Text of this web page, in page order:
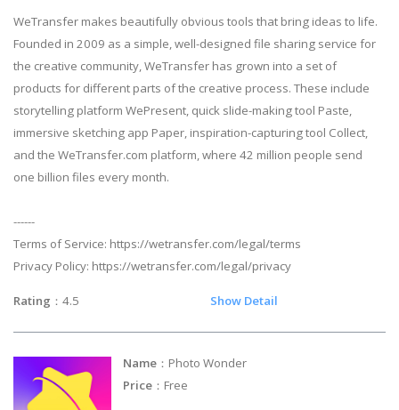
WeTransfer makes beautifully obvious tools that bring ideas to life.
Founded in 2009 as a simple, well-designed file sharing service for
the creative community, WeTransfer has grown into a set of
products for different parts of the creative process. These include
storytelling platform WePresent, quick slide-making tool Paste,
immersive sketching app Paper, inspiration-capturing tool Collect,
and the WeTransfer.com platform, where 42 million people send
one billion files every month.
------
Terms of Service: https://wetransfer.com/legal/terms
Privacy Policy: https://wetransfer.com/legal/privacy
Rating ：4.5 Show Detail
Name ：Photo Wonder
Price ：Free